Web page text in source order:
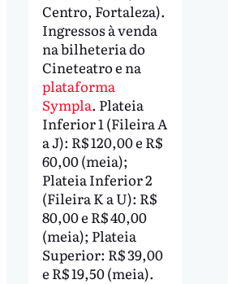
Centro, Fortaleza).
Ingressos à venda
na bilheteria do
Cineteatro e na
plataforma
Sympla. Plateia
Inferior 1 (Fileira A
a J): R$ 120,00 e R$
60,00 (meia);
Plateia Inferior 2
(Fileira K a U): R$
80,00 e R$ 40,00
(meia); Plateia
Superior: R$ 39,00
e R$ 19,50 (meia).